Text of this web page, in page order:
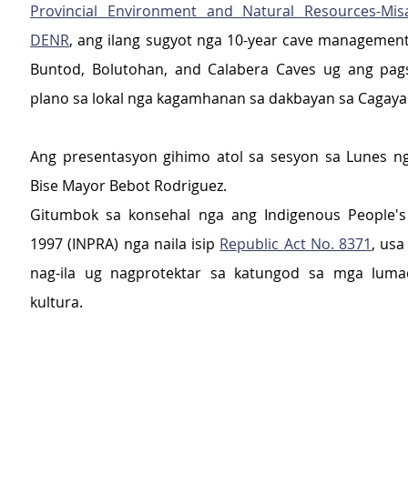
Provincial Environment and Natural Resources-
DENR, ang ilang sugyot nga 10-year cave
Buntod, Bolutohan, and Calabera Caves ug ang
plano sa lokal nga kagamhanan sa dakbayan sa
Ang presentasyon gihimo atol sa sesyon sa Lunes
Bise Mayor Bebot Rodriguez.
Gitumbok sa konsehal nga ang Indigenous
1997 (INPRA) nga naila isip Republic Act No. 8371,
nag-ila ug nagprotektar sa katungod sa mga
kultura.